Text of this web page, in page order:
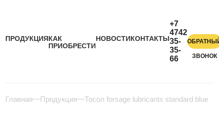
ПРОДУКЦИЯКАК
ПРИОБРЕСТИ
НОВОСТИКОНТАКТЫ
+7
4742
35-
35-
66
ЗВОНОК
Главная Продукция Тосол forsage lubricants standard blue